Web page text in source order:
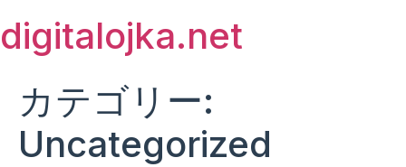
to
content
digitalojka.net
カテゴリー:
Uncategorized